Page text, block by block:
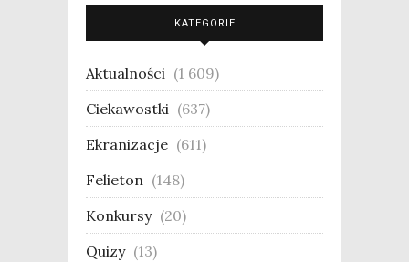
KATEGORIE
Aktualności (1 609)
Ciekawostki (637)
Ekranizacje (611)
Felieton (148)
Konkursy (20)
Quizy (13)